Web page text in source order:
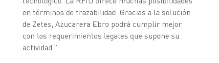
en términos de trazabilidad. Gracias a la solución
de Zetes, Azucarera Ebro podrá cumplir mejor
con los requerimientos legales que supone su
actividad.”